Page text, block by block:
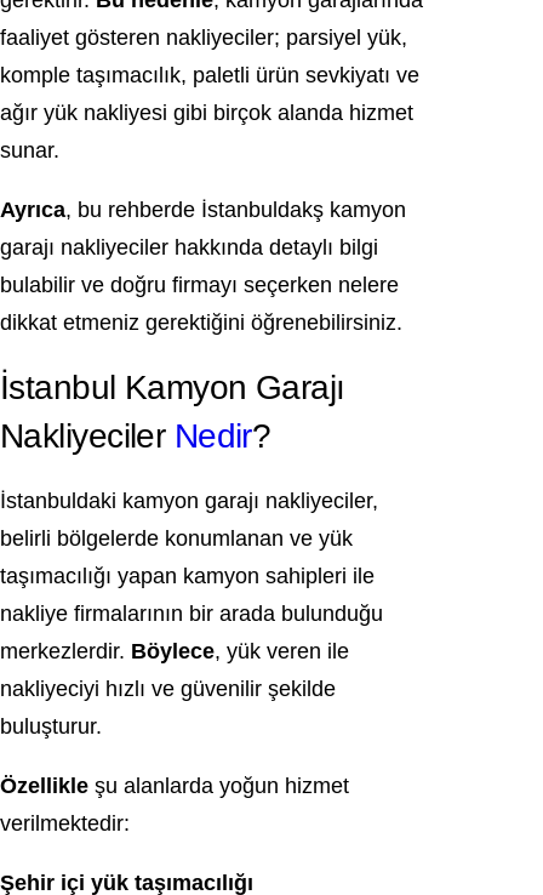
faaliyet gösteren nakliyeciler; parsiyel yük,
komple taşımacılık, paletli ürün sevkiyatı ve
ağır yük nakliyesi gibi birçok alanda hizmet
sunar.
Ayrıca, bu rehberde İstanbuldakş kamyon
garajı nakliyeciler hakkında detaylı bilgi
bulabilir ve doğru firmayı seçerken nelere
dikkat etmeniz gerektiğini öğrenebilirsiniz.
İstanbul Kamyon Garajı
Nakliyeciler Nedir?
İstanbuldaki kamyon garajı nakliyeciler,
belirli bölgelerde konumlanan ve yük
taşımacılığı yapan kamyon sahipleri ile
nakliye firmalarının bir arada bulunduğu
merkezlerdir. Böylece, yük veren ile
nakliyeciyi hızlı ve güvenilir şekilde
buluşturur.
Özellikle şu alanlarda yoğun hizmet
verilmektedir:
Şehir içi yük taşımacılığı